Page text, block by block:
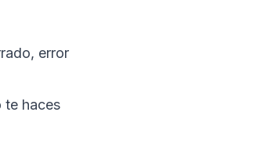
error
te haces